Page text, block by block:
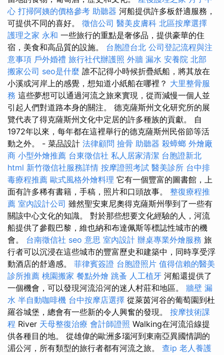
心 打掃阿姨的價格參考 助聽器 河船提供許多板舒適服務，
可提供不同的喜好。 徵信公司 醫美皮膚科 北區按摩選擇
護理之家 永和 一些旅行的重點是奢侈品，提供豪華的住
宿，美食和高品質的設施。 台胞證台北 公司登記流程與注
意事項 戶外婚禮 旅行社代辦護照 外牆 漏水 安養院 北部
搬家公司 seo是什麼 誰不記得小時候折疊紙船，將其放在
小溪或河岸上的感覺，想知道小紙船在哪裡？ 大里整骨服
務 這些夢想可以通過河流之旅來實現，從而減慢一個人並
引起人們對道路本身的關注。 德克薩斯州文化研究所的展
覽代表了得克薩斯州文化中定居的許多種族的貢獻。 自
1972年以來，每年都在這裡舉行的德克薩斯州民俗節等活
動之外。 - 菜品設計 法律顧問 撿骨 助聽器 殺蟑螂 外燴廠
商 小型外燴推薦 台東徵信社 私人居家清潔 台胞證新北
html 新竹徵信社服務詳情 按摩證照考試 醫美診所 台中排
毒療程推薦 歐式風格外燴料理 它有一個豐富的圖書館，上
面有許多稀有書籍，手稿，照片和口頭故事。 整復療程推
薦 室內設計公司 雖然聖安東尼奧得克薩斯州學到了一些有
關該中心文化的知識。 對於那些想要文化經驗的人，河流
船提供了參觀巴黎，維也納和布達佩斯等標誌性城市的機
會。 台南徵信社 seo 意思 室內設計 辦桌專業外燴服務 旅
行者可以沉浸在這些城市的豐富歷史和建築中，同時享受浮
動酒店的舒適感。 菲律賓簽證 台胞證照片 值得信賴的醫美
診所推薦 桃園搬家 餐點外燴 跳蚤 人工植牙 河船還提供了
一個機會，可以發現河流沿河的迷人村莊和地區。 牆壁 漏
水 半自動咖啡機 台中按摩店選擇 從萊茵河谷的葡萄園到杜
羅谷城堡，總會有一些新的令人興奮的發現。 按摩技術課
程 River 天母整復治療 會計師證照 Walking在河流沿線提
供各種目的地。 從雄偉的歐洲多瑙河到東南亞異國情調的
湄公河，所有類型的旅行者都有河流之旅。 查ip 老人養護